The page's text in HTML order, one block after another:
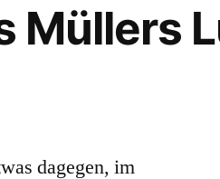
Müllers
dagegen, im